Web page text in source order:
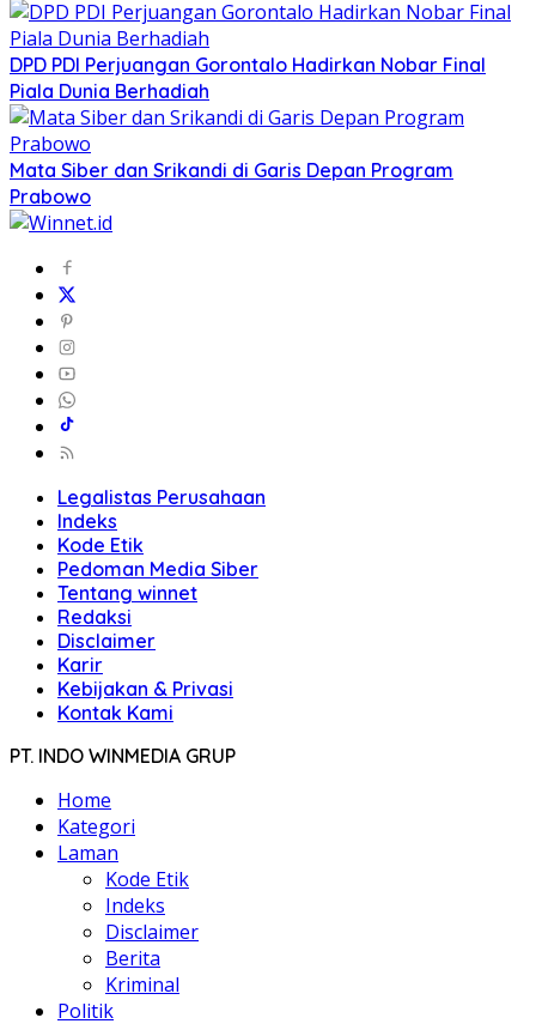
DPD PDI Perjuangan Gorontalo Hadirkan Nobar Final
Piala Dunia Berhadiah
Mata Siber dan Srikandi di Garis Depan Program
Prabowo
Legalistas Perusahaan
Indeks
Kode Etik
Pedoman Media Siber
Tentang winnet
Redaksi
Disclaimer
Karir
Kebijakan & Privasi
Kontak Kami
PT. INDO WINMEDIA GRUP
Home
Kategori
Laman
Kode Etik
Indeks
Disclaimer
Berita
Kriminal
Politik